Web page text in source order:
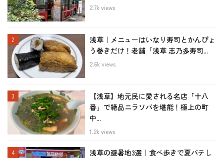
2.7k views
浅草｜メニューはいなり寿司とかんぴょ
う巻きだけ！老舗「浅草 志乃多寿司...
2.6k views
【浅草】地元民に愛される名店「十八
番」で絶品ニラソバを堪能！極上の町
中...
1.2k views
浅草の避暑地3選｜食べ歩きで夏バテし